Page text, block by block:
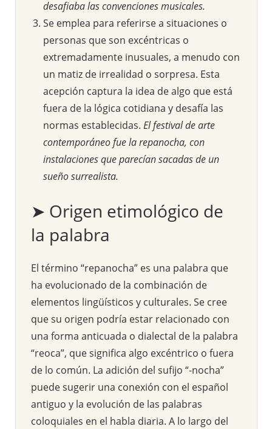
desafiaba las convenciones musicales.
Se emplea para referirse a situaciones o
personas que son excéntricas o
extremadamente inusuales, a menudo con
un matiz de irrealidad o sorpresa. Esta
acepción captura la idea de algo que está
fuera de la lógica cotidiana y desafía las
normas establecidas. El festival de arte
contemporáneo fue la repanocha, con
instalaciones que parecían sacadas de un
sueño surrealista.
➤ Origen etimológico de
la palabra
El término “repanocha” es una palabra que
ha evolucionado de la combinación de
elementos lingüísticos y culturales. Se cree
que su origen podría estar relacionado con
una forma anticuada o dialectal de la palabra
“reoca”, que significa algo excéntrico o fuera
de lo común. La adición del sufijo “-nocha”
puede sugerir una conexión con el español
antiguo y la evolución de las palabras
coloquiales en el habla diaria. A lo largo del